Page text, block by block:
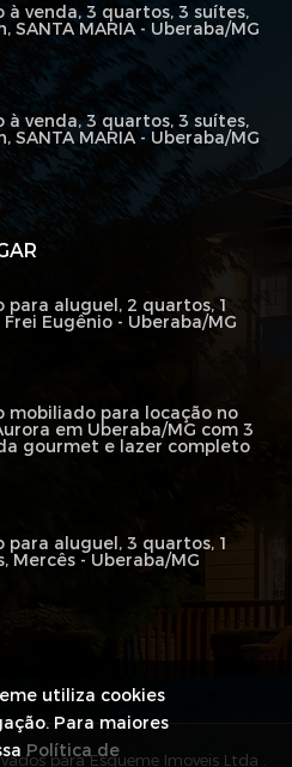
aluguel, 2 quartos, 1
Eugênio - Uberaba/MG
mobiliado para locação no
em Uberaba/MG com 3
gourmet e lazer completo
aluguel, 3 quartos, 1
Mercês - Uberaba/MG
venda, 3 quartos, 3 suítes,
SANTA MARIA - Uberaba/MG
venda, 3 quartos, 3 suítes,
SANTA MARIA - Uberaba/MG
para Esqueme Imoveis Ltda .
utiliza cookies
Para maiores
Política de